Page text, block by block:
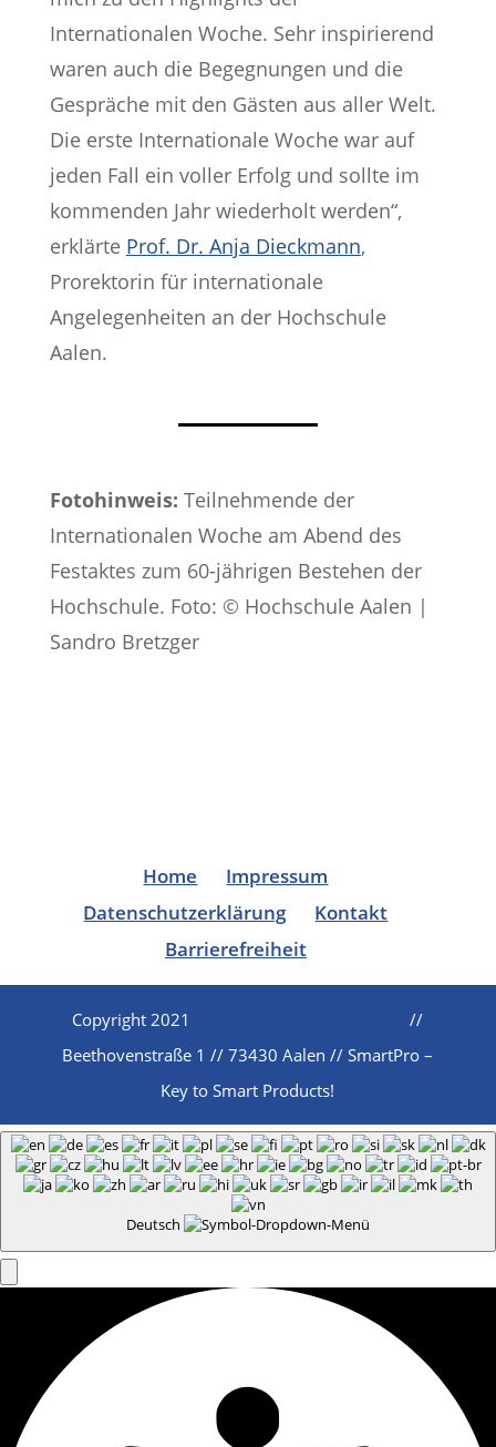
Internationalen Woche. Sehr inspirierend
waren auch die Begegnungen und die
Gespräche mit den Gästen aus aller Welt.
Die erste Internationale Woche war auf
jeden Fall ein voller Erfolg und sollte im
kommenden Jahr wiederholt werden“,
erklärte Prof. Dr. Anja Dieckmann,
Prorektorin für internationale
Angelegenheiten an der Hochschule
Aalen.
Fotohinweis: Teilnehmende der
Internationalen Woche am Abend des
Festaktes zum 60-jährigen Bestehen der
Hochschule. Foto: © Hochschule Aalen |
Sandro Bretzger
Home
Impressum
Datenschutzerklärung
Kontakt
Barrierefreiheit
Copyright 2021
//
Beethovenstraße 1 // 73430 Aalen // SmartPro –
Key to Smart Products!
Deutsch